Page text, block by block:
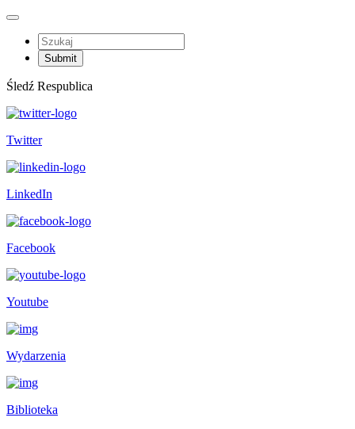
Śledź Respublica
Twitter
LinkedIn
Facebook
Youtube
Wydarzenia
Biblioteka